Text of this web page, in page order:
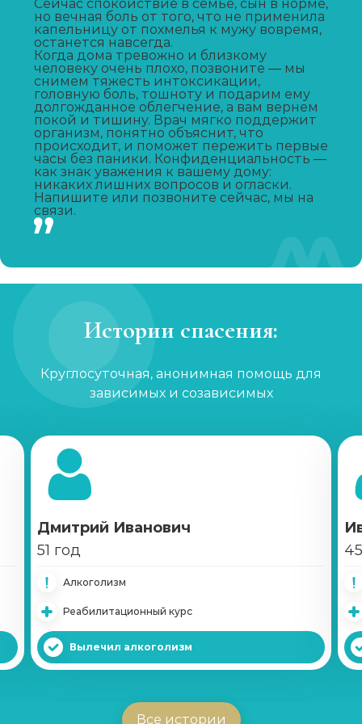
Капельница от запоя
от 2 000 ₽ Записаться
Капельница от похмелья
от 1 500 ₽ Записаться
Лечение женского алкоголизма
от 4 000 ₽/сутки
от 3 000 ₽ Записаться
Кодирование гипнозом
Кодирование Двойной блок
Кодирование Вивитролом
от 22 000 ₽
Кодирование Налтрексоном
Справка о кодировке
от 1 000 ₽ Записаться
Сейчас спокойствие в семье, сын в норме,
но вечная боль от того, что не применила
капельницу от похмелья к мужу вовремя,
останется навсегда.
Когда дома тревожно и близкому
человеку очень плохо, позвоните — мы
снимем тяжесть интоксикации,
головную боль, тошноту и подарим ему
долгожданное облегчение, а вам вернем
покой и тишину. Врач мягко поддержит
организм, понятно объяснит, что
происходит, и поможет пережить первые
часы без паники. Конфиденциальность —
как знак уважения к вашему дому:
никаких лишних вопросов и огласки.
Напишите или позвоните сейчас, мы на
связи.
Истории спасения:
Круглосуточная, анонимная помощь для
зависимых и созависимых
Дмитрий Иванович
51 год
Алкоголизм
Реабилитационный курс
Вылечил алкоголизм
Все истории